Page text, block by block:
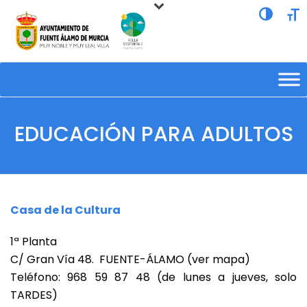
Alternar
EDUCACIÓN PARA ADULTOS
Casa de la Cultura
1ª Planta
C/ Gran Vía 48. FUENTE-ÁLAMO (ver mapa)
Teléfono: 968 59 87 48 (de lunes a jueves, solo
TARDES)